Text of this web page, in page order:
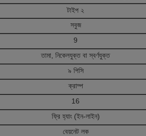
টাইপ ২
সবুজ
9
তামা, নিকেলযুক্ত বা স্বর্ণযুক্ত
৯ পিসি
ক্রাম্প
16
ফ্রি হ্যাং (ইন-লাইন)
বেয়নেট লক